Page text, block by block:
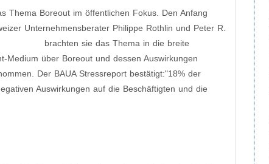
Thema Boreout im öffentlichen Fokus. Den Anfang
Unternehmensberater Philippe Rothlin und Peter R.
brachten sie das Thema in die breite
über Boreout und dessen Auswirkungen
Der BAUA Stressreport bestätigt:"18% der
Auswirkungen auf die Beschäftigten und die